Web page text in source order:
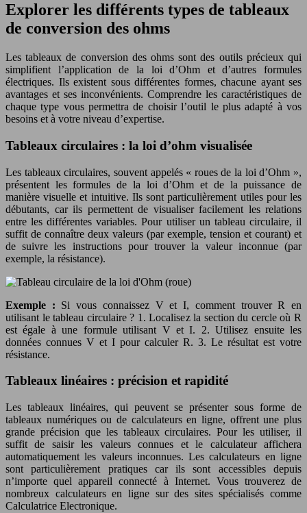
Explorer les différents types de tableaux
de conversion des ohms
Les tableaux de conversion des ohms sont des outils précieux qui
simplifient l’application de la loi d’Ohm et d’autres formules
électriques. Ils existent sous différentes formes, chacune ayant ses
avantages et ses inconvénients. Comprendre les caractéristiques de
chaque type vous permettra de choisir l’outil le plus adapté à vos
besoins et à votre niveau d’expertise.
Tableaux circulaires : la loi d’ohm visualisée
Les tableaux circulaires, souvent appelés « roues de la loi d’Ohm »,
présentent les formules de la loi d’Ohm et de la puissance de
manière visuelle et intuitive. Ils sont particulièrement utiles pour les
débutants, car ils permettent de visualiser facilement les relations
entre les différentes variables. Pour utiliser un tableau circulaire, il
suffit de connaître deux valeurs (par exemple, tension et courant) et
de suivre les instructions pour trouver la valeur inconnue (par
exemple, la résistance).
Exemple : Si vous connaissez V et I, comment trouver R en
utilisant le tableau circulaire ? 1. Localisez la section du cercle où R
est égale à une formule utilisant V et I. 2. Utilisez ensuite les
données connues V et I pour calculer R. 3. Le résultat est votre
résistance.
Tableaux linéaires : précision et rapidité
Les tableaux linéaires, qui peuvent se présenter sous forme de
tableaux numériques ou de calculateurs en ligne, offrent une plus
grande précision que les tableaux circulaires. Pour les utiliser, il
suffit de saisir les valeurs connues et le calculateur affichera
automatiquement les valeurs inconnues. Les calculateurs en ligne
sont particulièrement pratiques car ils sont accessibles depuis
n’importe quel appareil connecté à Internet. Vous trouverez de
nombreux calculateurs en ligne sur des sites spécialisés comme
Calculatrice Electronique.